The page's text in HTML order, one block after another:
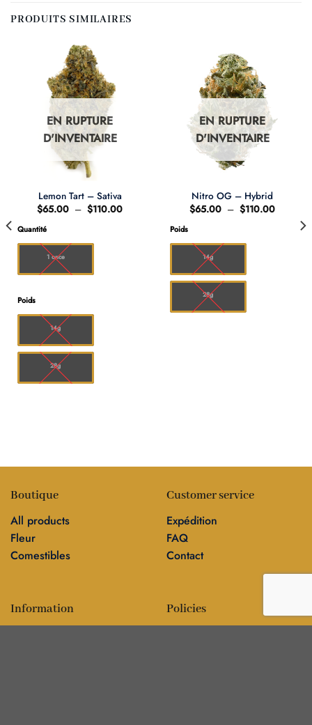
PRODUITS SIMILAIRES
EN RUPTURE
D'INVENTAIRE
Lemon Tart – Sativa
$65.00 – $110.00Plage
Quantité
1 once
Poids
14g
28g
EN RUPTURE
D'INVENTAIRE
Nitro OG – Hybrid
$65.00 – $110.00Plage
$65.00
Poids
14g
28g
Boutique
All products
Fleur
Comestibles
Customer service
Expédition
FAQ
Contact
Information Policies